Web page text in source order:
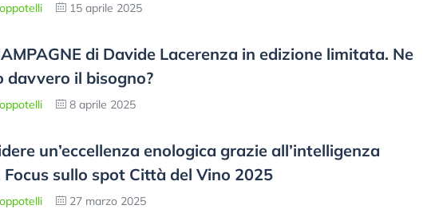
15 aprile 2025
di Davide Lacerenza in edizione limitata. Ne
davvero il bisogno?
8 aprile 2025
un’eccellenza enologica grazie all’intelligenza
sullo spot Città del Vino 2025
27 marzo 2025